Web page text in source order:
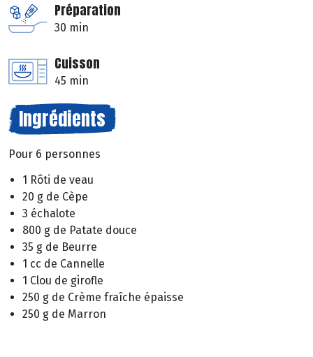
Préparation
30 min
Cuisson
45 min
Ingrédients
Pour 6 personnes
1 Rôti de veau
20 g de Cèpe
3 échalote
800 g de Patate douce
35 g de Beurre
1 cc de Cannelle
1 Clou de girofle
250 g de Crème fraîche épaisse
250 g de Marron